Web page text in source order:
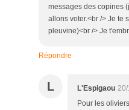
messages des copines
allons voter.<br /> Je te
pleuvine)<br /> Je
Répondre
L L'Espigaou
Pour les